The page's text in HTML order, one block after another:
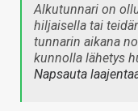
Alkutunnari on
hiljaisella tai
tunnarin aikana
kunnolla lähetys
Napsauta